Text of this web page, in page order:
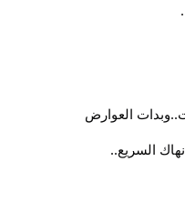
العوارض
السريع..